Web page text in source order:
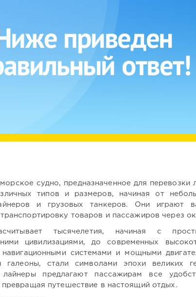
судно, предназначенное для перевозки
типов и размеров, начиная от
и грузовых танкеров. Они играют
товаров и пассажиров через
тысячелетия, начиная с
цивилизациями, до современных
системами и мощными
стали символами эпохи великих
лайнеры предлагают пассажирам все
путешествие в настоящий отдых.